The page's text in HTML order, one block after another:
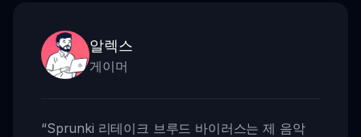
알렉스
게이머
“Sprunki 리테이크 브루드 바이러스는 제 음악